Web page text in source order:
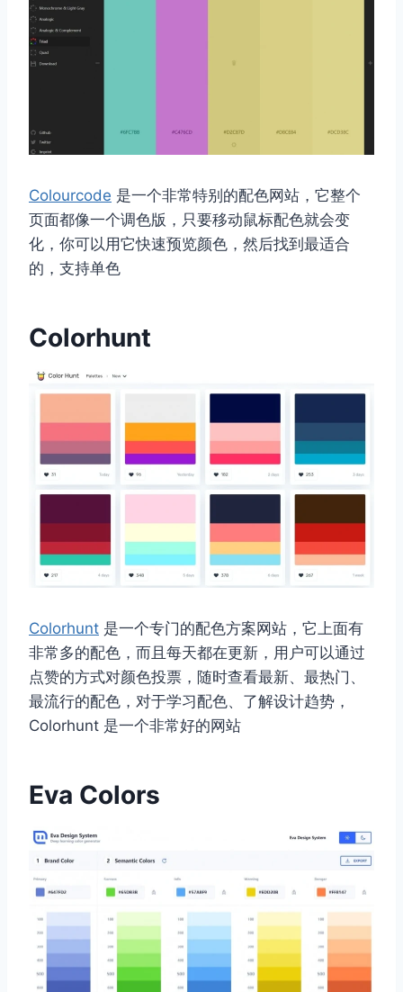
Colourcode 是一个非常特别的配色网站，它整个
页面都像一个调色版，只要移动鼠标配色就会变
化，你可以用它快速预览颜色，然后找到最适合
的，支持单色
Colorhunt
Colorhunt 是一个专门的配色方案网站，它上面有
非常多的配色，而且每天都在更新，用户可以通过
点赞的方式对颜色投票，随时查看最新、最热门、
最流行的配色，对于学习配色、了解设计趋势，
Colorhunt 是一个非常好的网站
Eva Colors